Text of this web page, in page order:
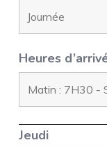
Heures
Jeudi